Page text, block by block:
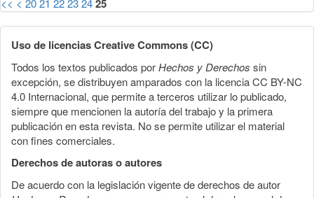
<< < 2021 22232425
Uso de licencias Creative Commons (CC)
Todos los textos publicados porHechos y Derechos sin
excepción, se distribuyen amparados con la licencia CC BY-NC
4.0 Internacional, que permite a terceros utilizar lo publicado,
siempre que mencionen la autoría del trabajo y la primera
publicación en esta revista. No se permite utilizar el material
con fines comerciales.
Derechos de autoras o autores
De acuerdo con la legislación vigente de derechos de autor